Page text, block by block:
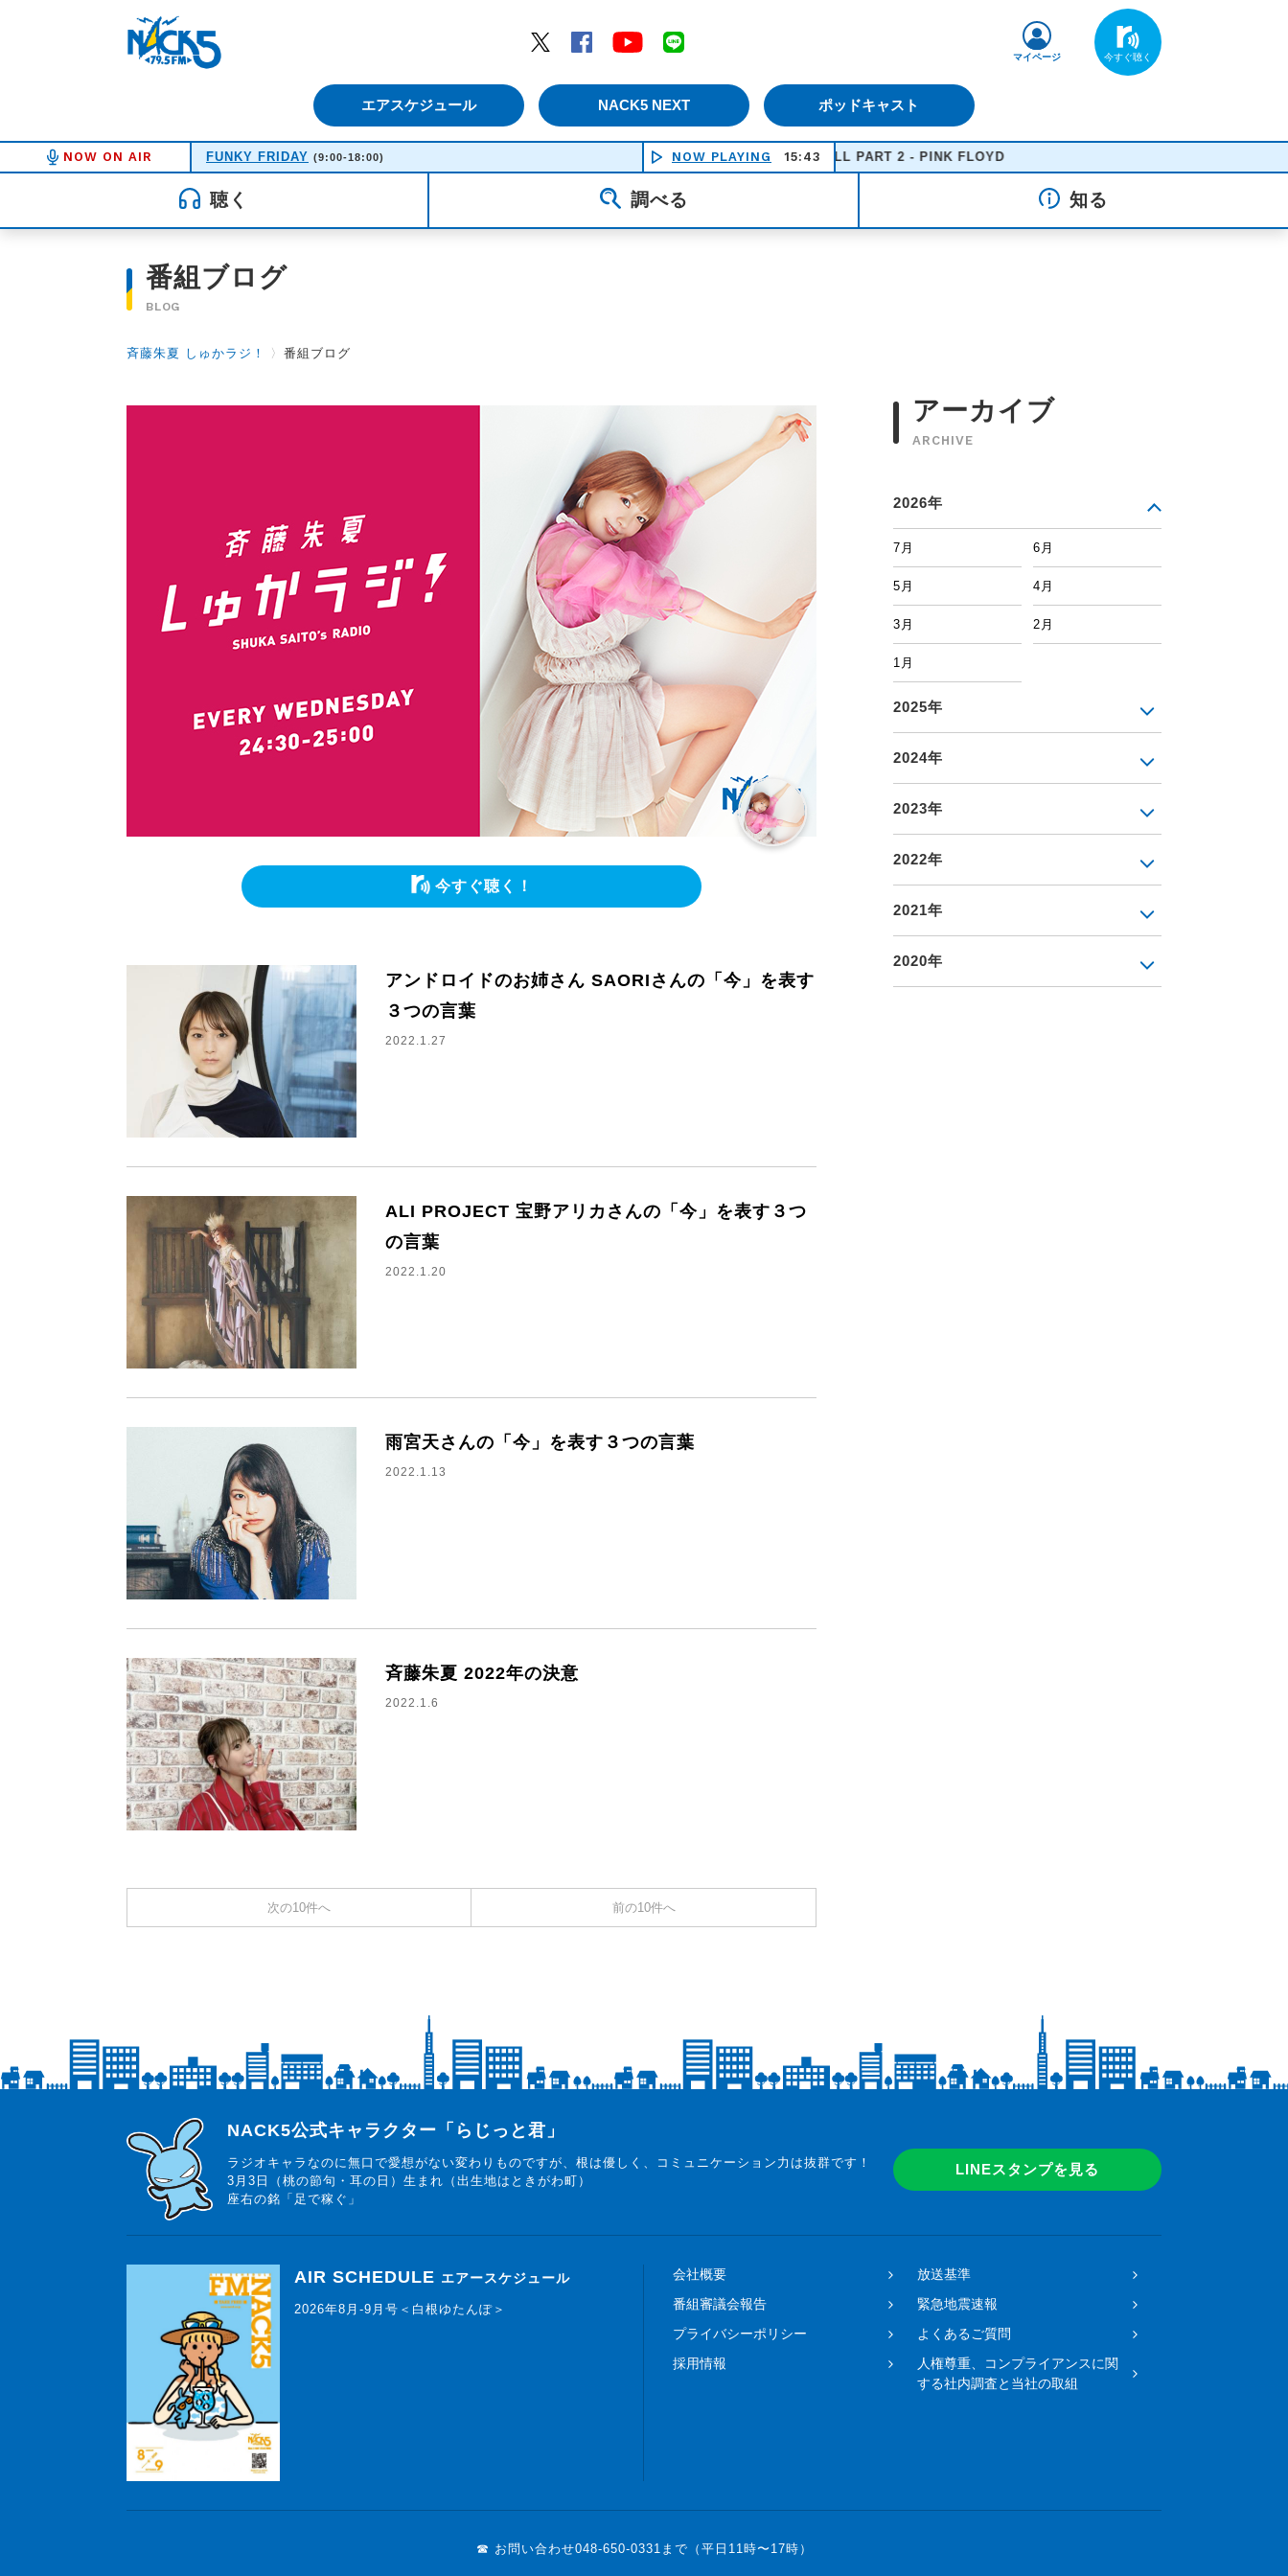
Twitter
Facebook YouTube
エアスケジュール NACK5 NEXT ポッドキャスト
マイページ
NOW ON AIR FUNKY FRIDAY (9:00-18:00) NOW PLAYING 15:43
ANOTHER BRICK IN THE WALL PART 2 - PINK FLOYD
聴く 調べる 知る
番組ブログ
BLOG
斉藤朱夏 しゅかラジ！ 〉 番組ブログ
今すぐ聴く！
アンドロイドのお姉さん SAORIさんの「今」を表す
３つの言葉
2022.1.27
ALI PROJECT 宝野アリカさんの「今」を表す３つ
の言葉
2022.1.20
雨宮天さんの「今」を表す３つの言葉
2022.1.13
斉藤朱夏 2022年の決意
2022.1.6
次の10件へ 前の10件へ
アーカイブ
ARCHIVE
2026年
7月 6月
5月 4月
3月 2月
1月
2025年
2024年
2023年
2022年
2021年
2020年
らじっと君
NACK5公式キャラクター「らじっと君」
ラジオキャラなのに無口で愛想がない変わりものですが、根は優しく、コミュニケーション力は抜群です！
3月3日（桃の節句・耳の日）生まれ（出生地はときがわ町）
座右の銘「足で稼ぐ」
LINEスタンプを見る
AIR SCHEDULE エアースケジュール
2026年8月-9月号＜白根ゆたんぽ＞
会社概要
放送基準
番組審議会報告
緊急地震速報
プライバシーポリシー
よくあるご質問
採用情報
人権尊重、コンプライアンスに関
する社内調査と当社の取組
☎ お問い合わせ048-650-0331まで（平日11時〜17時）